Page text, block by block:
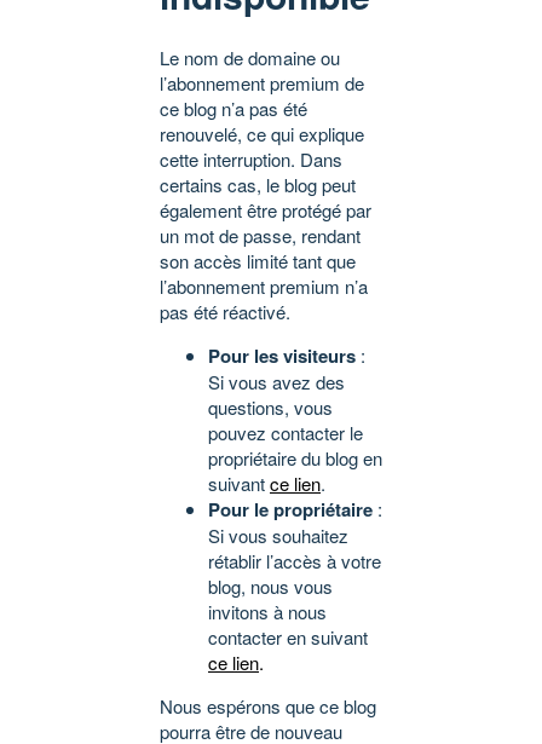
Le nom de domaine ou
l’abonnement premium de
ce blog n’a pas été
renouvelé, ce qui explique
cette interruption. Dans
certains cas, le blog peut
également être protégé par
un mot de passe, rendant
son accès limité tant que
l’abonnement premium n’a
pas été réactivé.
Pour les visiteurs :
Si vous avez des
questions, vous
pouvez contacter le
propriétaire du blog en
suivantce lien.
Pour le propriétaire :
Si vous souhaitez
rétablir l’accès à votre
blog, nous vous
invitons à nous
contacter en suivant
ce lien.
Nous espérons que ce blog
pourra être de nouveau